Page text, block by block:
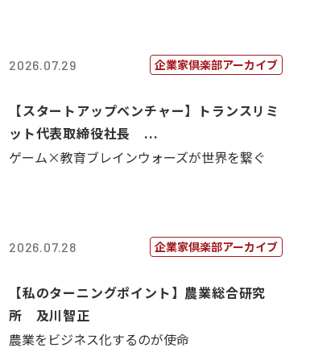
2026.07.29 企業家倶楽部アーカイブ
【スタートアップベンチャー】トランスリミ
ット代表取締役社長 ...
ゲーム×教育ブレインウォーズが世界を繋ぐ
2026.07.28 企業家倶楽部アーカイブ
【私のターニングポイント】農業総合研究
所 及川智正
農業をビジネス化するのが使命